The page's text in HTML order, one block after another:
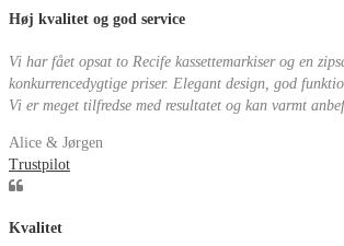
Høj kvalitet og god service
Vi har fået opsat to Recife kassettemarkiser og en
konkurrencedygtige priser. Elegant design, god
Vi er meget tilfredse med resultatet og kan varmt
Alice & Jørgen
Trustpilot
Kvalitet